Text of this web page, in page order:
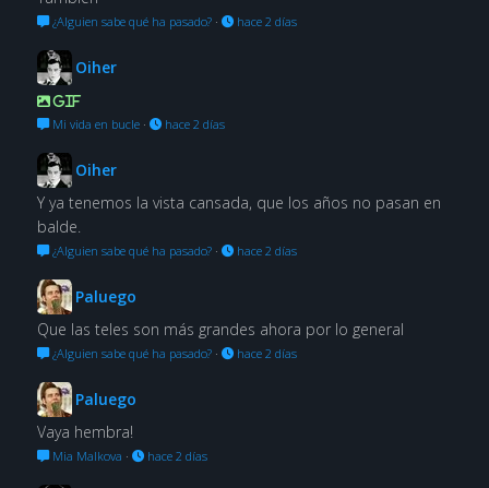
¿Alguien sabe qué ha pasado?· hace 2 días
Oiher
GIF
Mi vida en bucle· hace 2 días
Oiher
Y ya tenemos la vista cansada, que los años no pasan en
balde.
¿Alguien sabe qué ha pasado?· hace 2 días
Paluego
Que las teles son más grandes ahora por lo general
¿Alguien sabe qué ha pasado?· hace 2 días
Paluego
Vaya hembra!
Mia Malkova · hace 2 días